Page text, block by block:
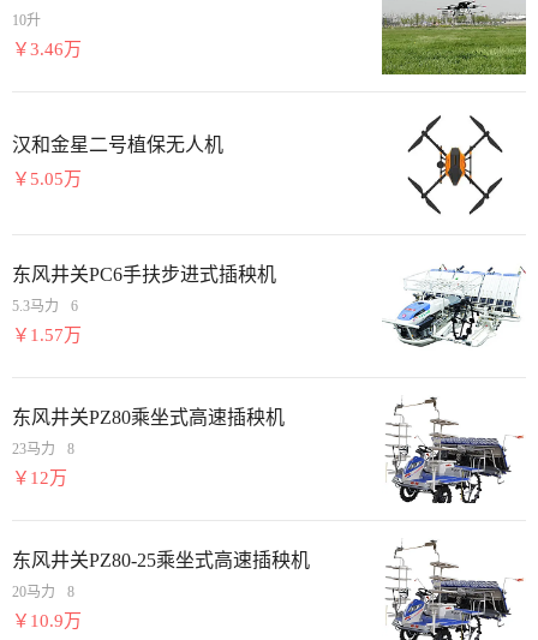
10升
￥3.46万
汉和金星二号植保无人机
￥5.05万
东风井关PC6手扶步进式插秧机
5.3马力 6
￥1.57万
东风井关PZ80乘坐式高速插秧机
23马力 8
￥12万
东风井关PZ80-25乘坐式高速插秧机
20马力 8
￥10.9万